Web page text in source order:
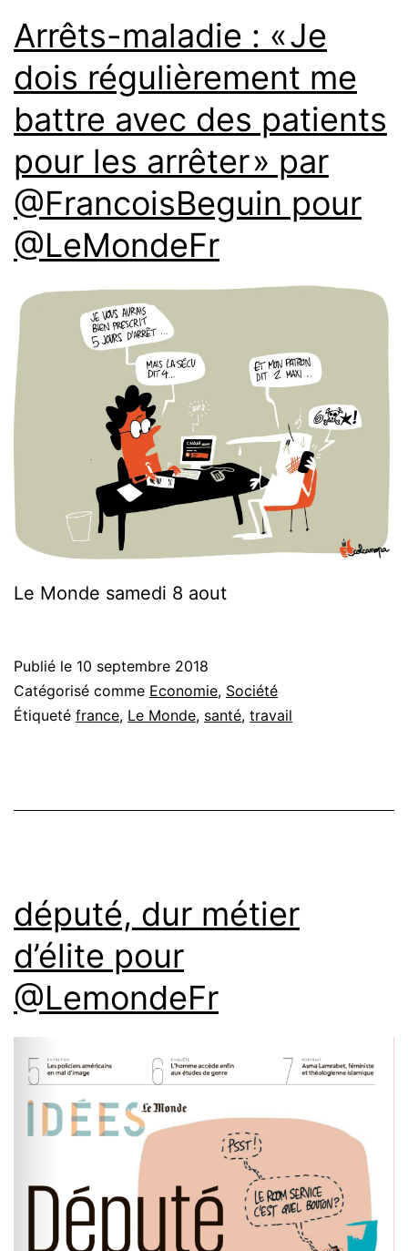
Arrêts-maladie : « Je
dois régulièrement me
battre avec des patients
pour les arrêter » par
@FrancoisBeguin pour
@LeMondeFr
Le Monde samedi 8 aout
Publié le 10 septembre 2018
Catégorisé comme Economie, Société
Étiqueté france, Le Monde, santé, travail
député, dur métier
d’élite pour
@LemondeFr